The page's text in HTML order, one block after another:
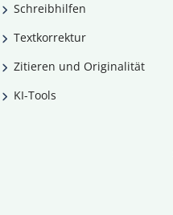
Schreibhilfen
Textkorrektur
Zitieren und Originalität
KI-Tools